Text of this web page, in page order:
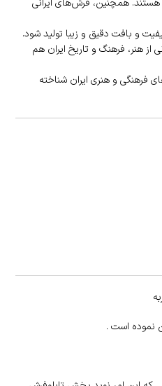
و بافت دقیق و زیبا تولید شود.
هنر، فرهنگ و تاریخ ایران هم
فرهنگی و هنری ایران شناخته
نموده است .